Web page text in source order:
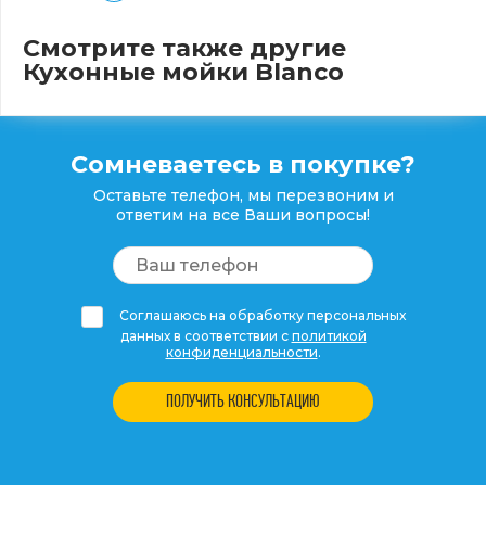
Смотрите также другие
Кухонные мойки Blanco
Сомневаетесь в покупке?
Оставьте телефон, мы перезвоним и
ответим на все Ваши вопросы!
Соглашаюсь на обработку персональных
данных в соответствии с политикой
конфиденциальности.
ПОЛУЧИТЬ КОНСУЛЬТАЦИЮ